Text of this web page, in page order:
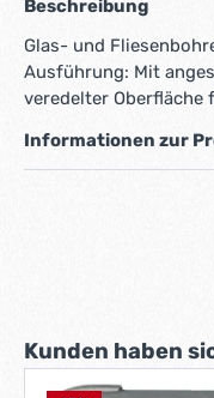
Beschreibung
Glas- und
Ausführung: Mit
veredelter Oberfläche
Informationen zur
Produktgalerie
Kunden haben